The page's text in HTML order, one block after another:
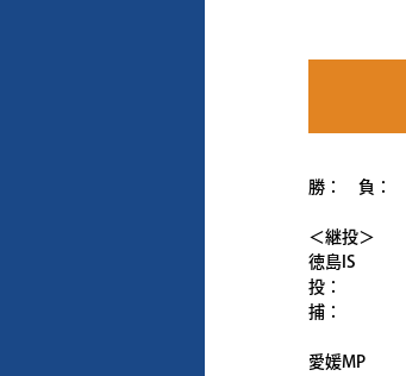
勝： 負：
＜継投＞
徳島IS
投：
捕：
愛媛MP